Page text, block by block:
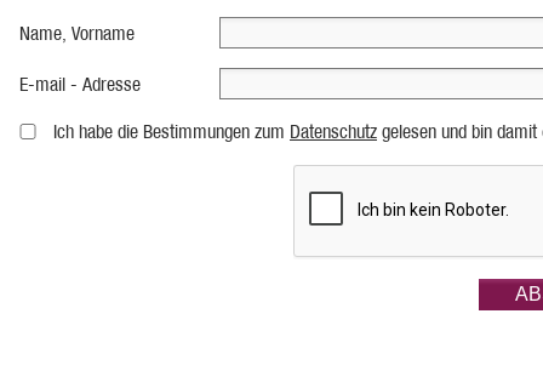
Name, Vorname
E-mail - Adresse
Ich habe die Bestimmungen zum Datenschutz gelesen und bin